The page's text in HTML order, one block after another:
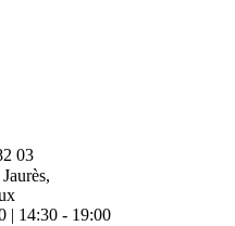
03
| 14:30 - 19:00